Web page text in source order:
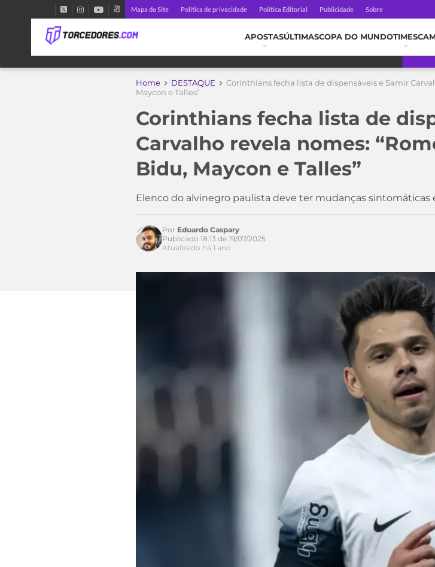
Mapa do Site Política de privacidade Política Editorial Publicidade Sobre
APOSTASÚLTIMASCOPA DO MUNDOTIMES
Home DESTAQUE
Corinthians fecha lista de dispensáveis e Samir
Maycon e Talles”
Corinthians fecha lista de
Carvalho revela nomes:
Bidu, Maycon e Talles”
Elenco do alvinegro paulista deve ter mudanças
Acesse o perfil do autor
Por Eduardo Caspary
Publicado 18:13 de 19/07/2025
Atualizado há 1 ano